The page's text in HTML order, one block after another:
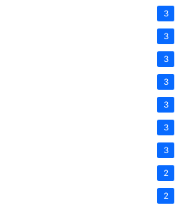
3
3
3
3
3
3
3
2
2